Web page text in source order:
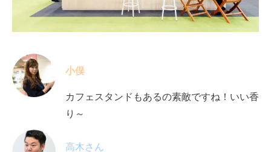
小俣
カフェスタンドもあるの素敵ですね！いい香
り～
高木さん